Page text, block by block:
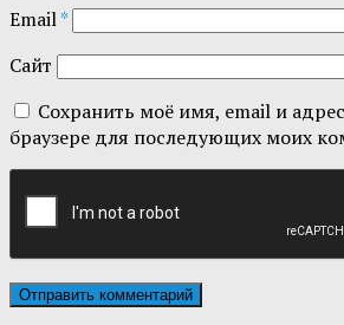
Email*
Сайт
Сохранить моё имя, email и
браузере для последующих моих